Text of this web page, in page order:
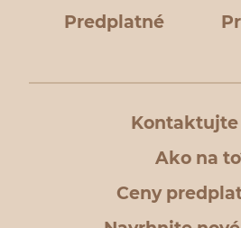
Predplatné
Kontaktujte
Ako na
Ceny